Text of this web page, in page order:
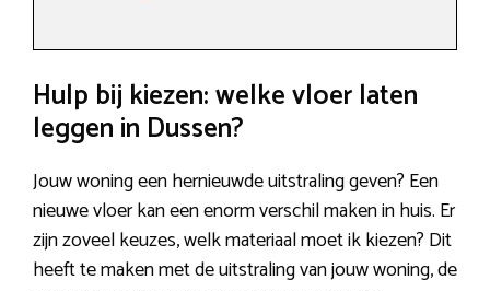
Hulp bij kiezen: welke vloer laten
leggen in Dussen?
Jouw woning een hernieuwde uitstraling geven? Een
nieuwe vloer kan een enorm verschil maken in huis. Er
zijn zoveel keuzes, welk materiaal moet ik kiezen? Dit
heeft te maken met de uitstraling van jouw woning, de